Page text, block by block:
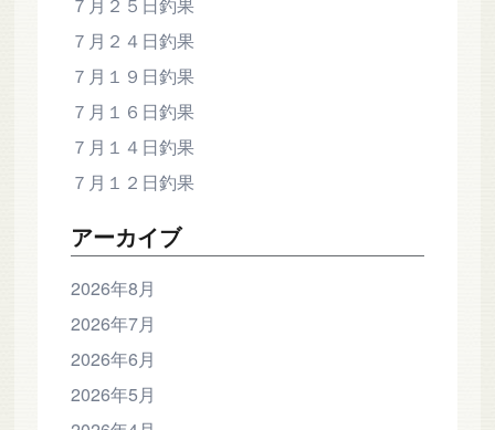
７月２４日釣果
７月１９日釣果
７月１６日釣果
７月１４日釣果
７月１２日釣果
アーカイブ
2026年8月
2026年7月
2026年6月
2026年5月